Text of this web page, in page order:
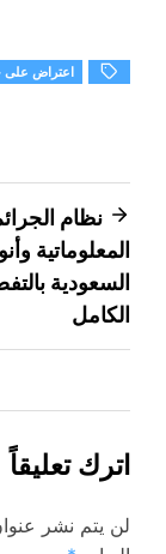
اعتراض على
تصفّح
المقالات
نظام
المعلوماتية
السعودية
الكامل
اترك تعليقاً
لن يتم نشر